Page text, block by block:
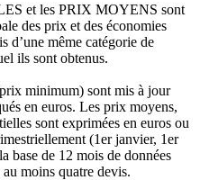
et les PRIX MOYENS sont
des prix et des économies
d’une même catégorie de
ils sont obtenus.
minimum) sont mis à jour
en euros. Les prix moyens,
sont exprimées en euros ou
(1er janvier, 1er
base de 12 mois de données
moins quatre devis.